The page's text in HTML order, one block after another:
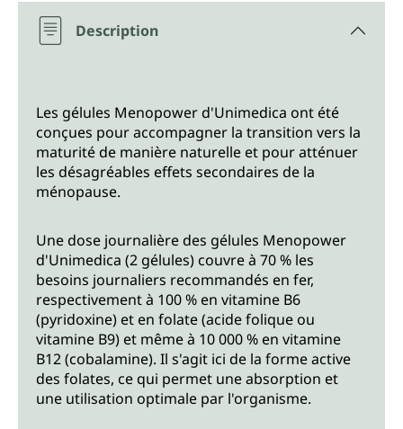
Description
Les gélules Menopower d'Unimedica ont été
conçues pour accompagner la transition vers la
maturité de manière naturelle et pour atténuer
les désagréables effets secondaires de la
ménopause.
Une dose journalière des gélules Menopower
d'Unimedica (2 gélules) couvre à 70 % les
besoins journaliers recommandés en fer,
respectivement à 100 % en vitamine B6
(pyridoxine) et en folate (acide folique ou
vitamine B9) et même à 10 000 % en vitamine
B12 (cobalamine). Il s'agit ici de la forme active
des folates, ce qui permet une absorption et
une utilisation optimale par l'organisme.